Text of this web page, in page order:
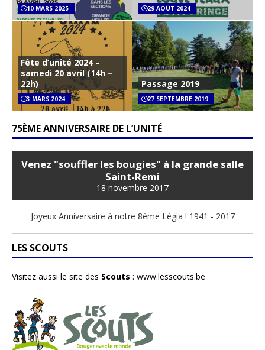
10 MARS 2025 29 AOÛT 2024
Fête d’unité 2024 –
samedi 20 avril (14h –
22h)
3 MARS 2024
Passage 2019
27 SEPTEMBRE 2019
75ÈME ANNIVERSAIRE DE L’UNITÉ
Venez "souffler les bougies" à la grande salle
Saint-Remi
18 novembre 2017
Joyeux Anniversaire à notre 8ème Légia ! 1941 - 2017
LES SCOUTS
Visitez aussi le site des Scouts : www.lesscouts.be